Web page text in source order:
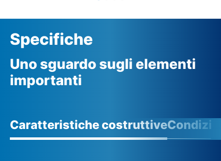
Specifiche
Uno sguardo sugli elementi
importanti
Caratteristiche costruttive